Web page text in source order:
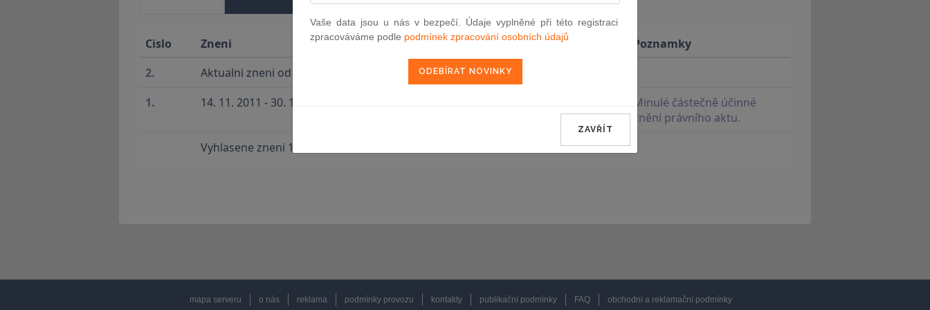
Cislo Zneni Novely
Poznamky
2.
Aktualni zneni od 1. 12. 2011
1.
14. 11. 2011 - 30. 11. 2011
Minulé částečně účinné
znění právního aktu.
Vyhlasene zneni 14. 11. 2011
mapa serveru o nás reklama podmínky provozu kontakty publikační podmínky FAQ obchodní a reklamační podmínky
Vaše data jsou u nás v bezpečí. Údaje vyplněné při této registraci
zpracováváme podle podmínek zpracování osobních údajů
ZAVŘÍT